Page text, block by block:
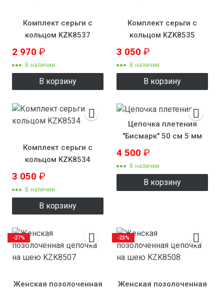
Комплект серьги с
кольцом KZK8537
2 970 ₽
В наличии
В корзину
Комплект серьги с
кольцом KZK8535
3 050 ₽
В наличии
В корзину
Комплект серьги с
кольцом KZK8534
3 050 ₽
В наличии
В корзину
Цепочка плетения
"Бисмарк" 50 см 5 мм
4 500 ₽
В наличии
В корзину
Женская позолоченная
-27%
Женская позолоченная
-23%